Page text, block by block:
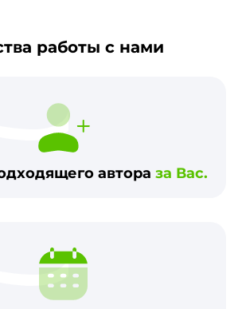
работы с нами
автора за Вас.